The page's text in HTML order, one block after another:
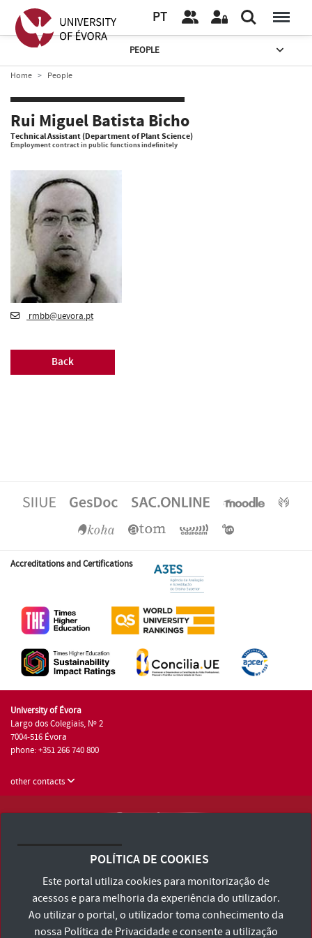
PT
PEOPLE
Home People
Rui Miguel Batista Bicho
Technical Assistant (Department of Plant Science)
Employment contract in public functions indefinitely
rmbb@uevora.pt
Back
Accreditations and Certifications
University of Évora
Largo dos Colegiais, Nº 2
7004-516 Évora
phone: +351 266 740 800
other contacts
Terms and Conditions and Privacy Policy
Accessibility Statement
POLÍTICA DE COOKIES
Este portal utiliza cookies para monitorização de
acessos e para melhoria da experiência do utilizador.
Ao utilizar o portal, o utilizador toma conhecimento da
nossa Política de Privacidadee consente a utilização